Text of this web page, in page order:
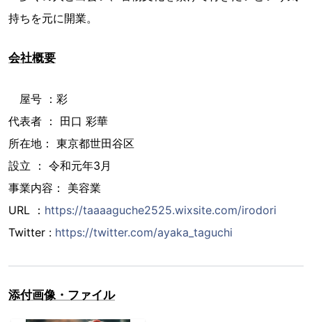
持ちを元に開業。
会社概要
屋号 ：彩
代表者 ： 田口 彩華
所在地： 東京都世田谷区
設立 ： 令和元年3月
事業内容： 美容業
URL ： https://taaaaguche2525.wixsite.com/irodori
Twitter : https://twitter.com/ayaka_taguchi
添付画像・ファイル